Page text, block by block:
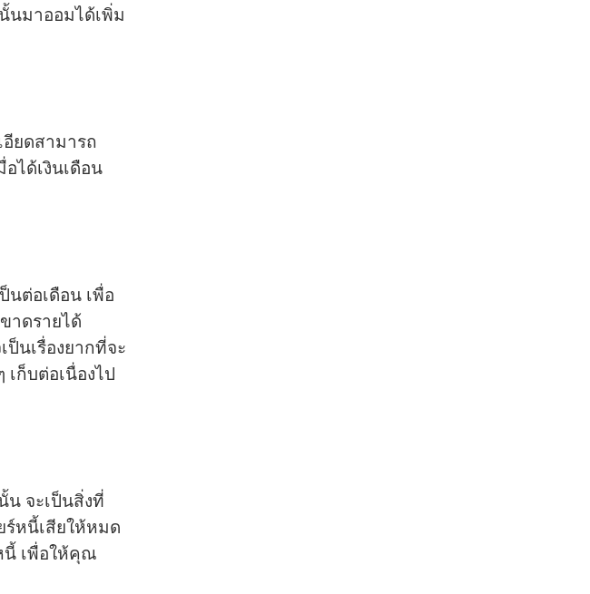
นมาออมได้เพิ่ม
อียดสามารถ
ได้เงินเดือน
นต่อเดือน เพื่อ
าดรายได้
นเรื่องยากที่จะ
ก็บต่อเนื่องไป
น จะเป็นสิ่งที่
ร์หนี้เสียให้หมด
นี้ เพื่อให้คุณ